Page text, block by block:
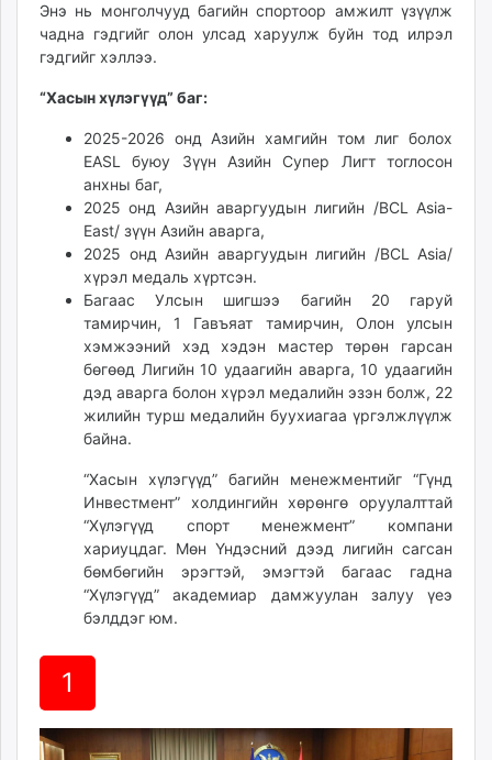
tvmongolia.mn
mass.mn
unegui.mn
assa.mn
paparazzi.mn
unread.today
Энэ нь монголчууд багийн спортоор амжилт үзүүлж
чадна гэдгийг олон улсад харуулж буйн тод илрэл
гэдгийг хэллээ.
“Хасын хүлэгүүд” баг:
2025-2026 онд Азийн хамгийн том лиг болох
EASL буюу Зүүн Азийн Супер Лигт тоглосон
анхны баг,
2025 онд Азийн аваргуудын лигийн /BCL Asia-
East/ зүүн Азийн аварга,
2025 онд Азийн аваргуудын лигийн /BCL Asia/
хүрэл медаль хүртсэн.
Багаас Улсын шигшээ багийн 20 гаруй
тамирчин, 1 Гавъяат тамирчин, Олон улсын
хэмжээний хэд хэдэн мастер төрөн гарсан
бөгөөд Лигийн 10 удаагийн аварга, 10 удаагийн
дэд аварга болон хүрэл медалийн эзэн болж, 22
жилийн турш медалийн буухиагаа үргэлжлүүлж
байна.
“Хасын хүлэгүүд” багийн менежментийг “Гүнд
Инвестмент” холдингийн хөрөнгө оруулалттай
“Хүлэгүүд спорт менежмент” компани
хариуцдаг. Мөн Үндэсний дээд лигийн сагсан
бөмбөгийн эрэгтэй, эмэгтэй багаас гадна
“Хүлэгүүд” академиар дамжуулан залуу үеэ
бэлддэг юм.
1